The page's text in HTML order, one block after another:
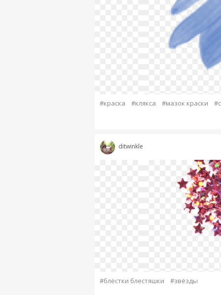
#краска #клякса #мазок краски
ditwinkle
#блёстки блестяшки #звёзды